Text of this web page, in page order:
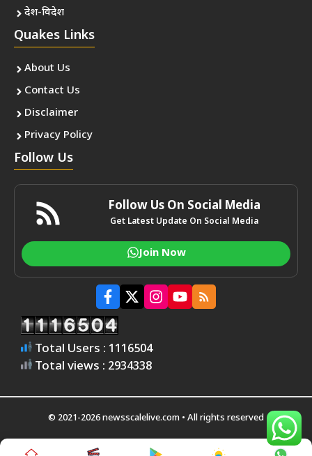
देश-विदेश
Quakes Links
About Us
Contact Us
Disclaimer
Privacy Policy
Follow Us
Follow Us On Social Media
Get Latest Update On Social Media
Join Now
Total Users : 1116504
Total views : 2934338
© 2021-2026 newsscalelive.com • All rights reserved